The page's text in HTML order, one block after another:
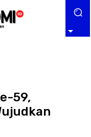
59,